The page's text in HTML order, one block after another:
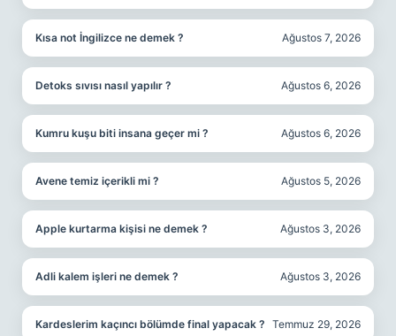
Kısa not İngilizce ne demek ? Ağustos 7, 2026
Detoks sıvısı nasıl yapılır ? Ağustos 6, 2026
Kumru kuşu biti insana geçer mi ? Ağustos 6, 2026
Avene temiz içerikli mi ? Ağustos 5, 2026
Apple kurtarma kişisi ne demek ? Ağustos 3, 2026
Adli kalem işleri ne demek ? Ağustos 3, 2026
Kardeslerim kaçıncı bölümde final yapacak ? Temmuz 29, 2026